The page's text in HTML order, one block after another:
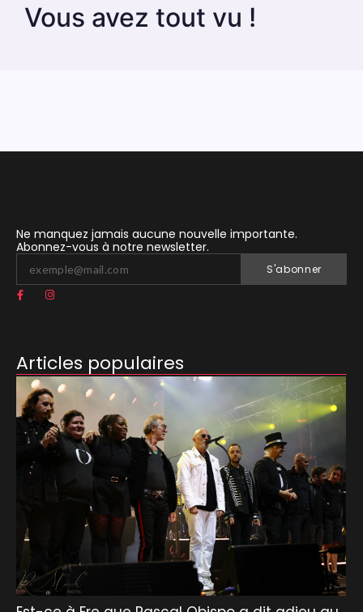
Vous avez tout vu !
Ne manquez jamais aucune nouvelle importante.
Abonnez-vous à notre newsletter.
S'abonner
Articles populaires